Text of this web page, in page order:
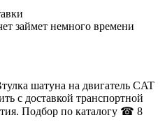
займет немного времени
шатуна на двигатель CAT
с доставкой транспортной
Подбор по каталогу ☎ 8